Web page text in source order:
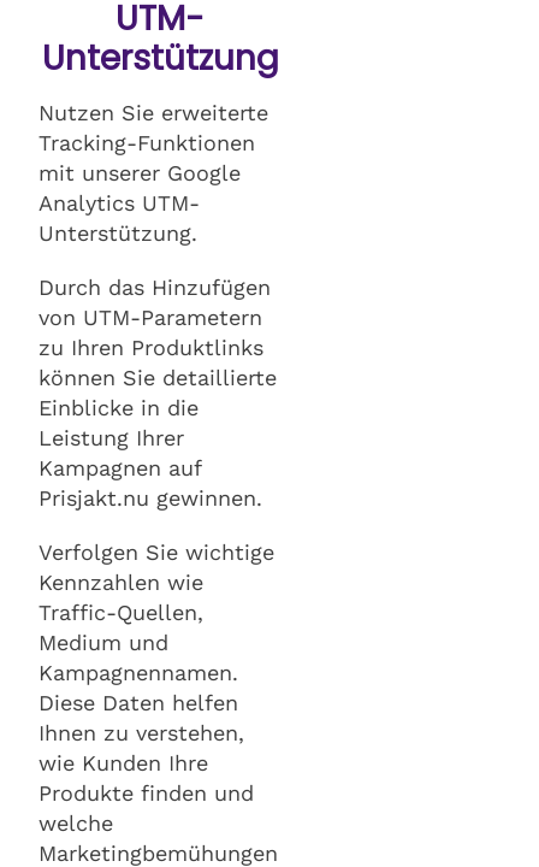
UTM-
Unterstützung
Nutzen Sie erweiterte
Tracking-Funktionen
mit unserer Google
Analytics UTM-
Unterstützung.
Durch das Hinzufügen
von UTM-Parametern
zu Ihren Produktlinks
können Sie detaillierte
Einblicke in die
Leistung Ihrer
Kampagnen auf
Prisjakt.nu gewinnen.
Verfolgen Sie wichtige
Kennzahlen wie
Traffic-Quellen,
Medium und
Kampagnennamen.
Diese Daten helfen
Ihnen zu verstehen,
wie Kunden Ihre
Produkte finden und
welche
Marketingbemühungen